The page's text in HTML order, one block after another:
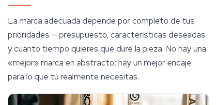
La marca adecuada depende por completo de tus
prioridades — presupuesto, características deseadas
y cuánto tiempo quieres que dure la pieza. No hay una
«mejor» marca en abstracto; hay un mejor encaje
para lo que tú realmente necesitas.